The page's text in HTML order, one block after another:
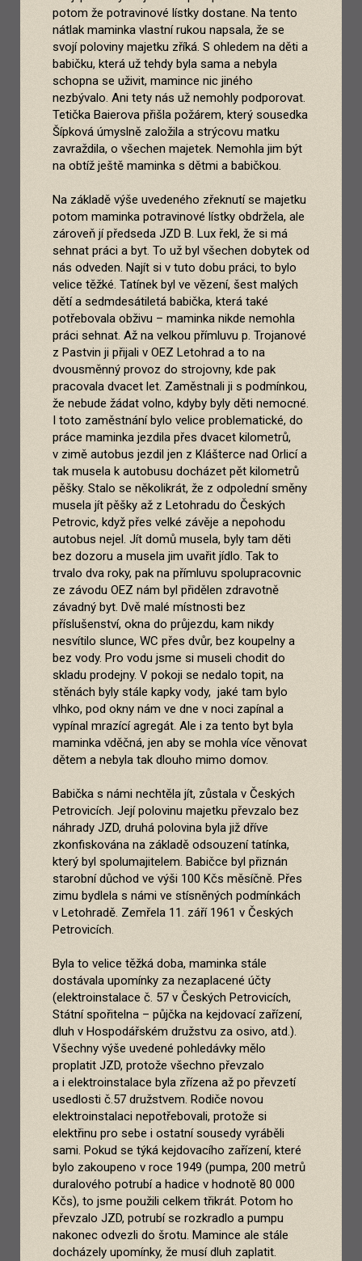
potom že potravinové lístky dostane. Na tento
nátlak maminka vlastní rukou napsala, že se
svojí poloviny majetku zříká. S ohledem na děti a
babičku, která už tehdy byla sama a nebyla
schopna se uživit, mamince nic jiného
nezbývalo. Ani tety nás už nemohly podporovat.
Tetička Baierova přišla požárem, který sousedka
Šípková úmyslně založila a strýcovu matku
zavraždila, o všechen majetek. Nemohla jim být
na obtíž ještě maminka s dětmi a babičkou.
Na základě výše uvedeného zřeknutí se majetku
potom maminka potravinové lístky obdržela, ale
zároveň jí předseda JZD B. Lux řekl, že si má
sehnat práci a byt. To už byl všechen dobytek od
nás odveden. Najít si v tuto dobu práci, to bylo
velice těžké. Tatínek byl ve vězení, šest malých
dětí a sedmdesátiletá babička, která také
potřebovala obživu – maminka nikde nemohla
práci sehnat. Až na velkou přímluvu p. Trojanové
z Pastvin ji přijali v OEZ Letohrad a to na
dvousměnný provoz do strojovny, kde pak
pracovala dvacet let. Zaměstnali ji s podmínkou,
že nebude žádat volno, kdyby byly děti nemocné.
I toto zaměstnání bylo velice problematické, do
práce maminka jezdila přes dvacet kilometrů,
v zimě autobus jezdil jen z Klášterce nad Orlicí a
tak musela k autobusu docházet pět kilometrů
pěšky. Stalo se několikrát, že z odpolední směny
musela jít pěšky až z Letohradu do Českých
Petrovic, když přes velké závěje a nepohodu
autobus nejel. Jít domů musela, byly tam děti
bez dozoru a musela jim uvařit jídlo. Tak to
trvalo dva roky, pak na přímluvu spolupracovnic
ze závodu OEZ nám byl přidělen zdravotně
závadný byt. Dvě malé místnosti bez
příslušenství, okna do průjezdu, kam nikdy
nesvítilo slunce, WC přes dvůr, bez koupelny a
bez vody. Pro vodu jsme si museli chodit do
skladu prodejny. V pokoji se nedalo topit, na
stěnách byly stále kapky vody, jaké tam bylo
vlhko, pod okny nám ve dne v noci zapínal a
vypínal mrazící agregát. Ale i za tento byt byla
maminka vděčná, jen aby se mohla více věnovat
dětem a nebyla tak dlouho mimo domov.
Babička s námi nechtěla jít, zůstala v Českých
Petrovicích. Její polovinu majetku převzalo bez
náhrady JZD, druhá polovina byla již dříve
zkonfiskována na základě odsouzení tatínka,
který byl spolumajitelem. Babičce byl přiznán
starobní důchod ve výši 100 Kčs měsíčně. Přes
zimu bydlela s námi ve stísněných podmínkách
v Letohradě. Zemřela 11. září 1961 v Českých
Petrovicích.
Byla to velice těžká doba, maminka stále
dostávala upomínky za nezaplacené účty
(elektroinstalace č. 57 v Českých Petrovicích,
Státní spořitelna – půjčka na kejdovací zařízení,
dluh v Hospodářském družstvu za osivo, atd.).
Všechny výše uvedené pohledávky mělo
proplatit JZD, protože všechno převzalo
a i elektroinstalace byla zřízena až po převzetí
usedlosti č.57 družstvem. Rodiče novou
elektroinstalaci nepotřebovali, protože si
elektřinu pro sebe i ostatní sousedy vyráběli
sami. Pokud se týká kejdovacího zařízení, které
bylo zakoupeno v roce 1949 (pumpa, 200 metrů
duralového potrubí a hadice v hodnotě 80 000
Kčs), to jsme použili celkem třikrát. Potom ho
převzalo JZD, potrubí se rozkradlo a pumpu
nakonec odvezli do šrotu. Mamince ale stále
docházely upomínky, že musí dluh zaplatit.